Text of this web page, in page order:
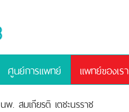
ศูนย์การแพทย์ แพทย์ของเรา
นพ. สมเกียรติ เตชะนรราช